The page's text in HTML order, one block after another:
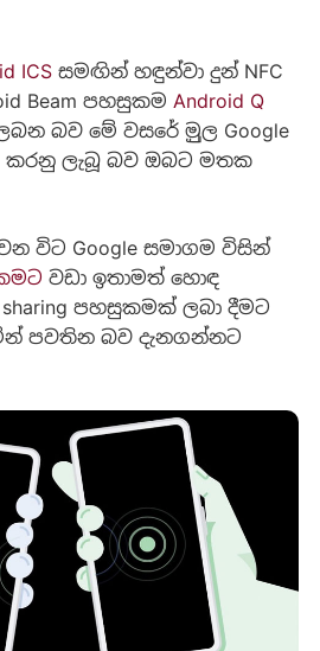
ICSසමඟින් හඳුන්වා දුන් NFC
Beam පහසුකම Android Q
බව මේ වසරේ මුුල Google
කරනු ලැබූ බව ඔබට මතක
විට Google සමාගම විසින්
වඩා ඉතාමත් හොඳ
පහසුකමක් ලබා දීමට
පවතින බව දැනගන්නට